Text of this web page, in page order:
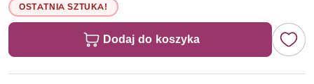
OSTATNIA SZTUKA!
Dodaj do koszyka